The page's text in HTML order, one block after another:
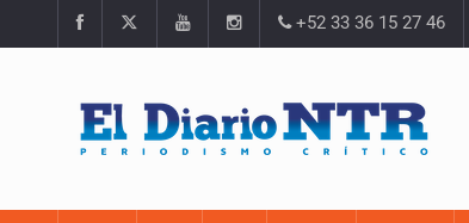
+52 33 36 15 27 46